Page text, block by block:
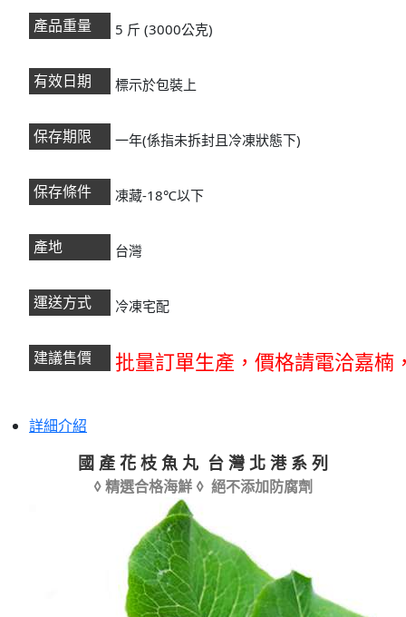
產品重量 5 斤 (3000公克)
有效日期 標示於包裝上
保存期限 一年(係指未拆封且冷凍狀態下)
保存條件 凍藏-18℃以下
產地 台灣
運送方式 冷凍宅配
建議售價 批量訂單生產， 價格請電洽嘉楠
詳細介紹
國 產 花 枝 魚 丸 台 灣 北 港 系 列
◊ 精選合格海鮮 ◊ 絕不添加防腐劑